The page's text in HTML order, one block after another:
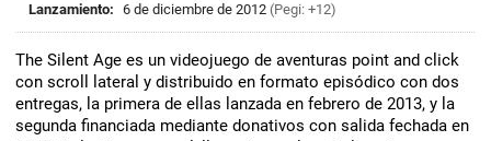
Lanzamiento: 6 de diciembre de 2012 (Pegi: +12)
The Silent Age es un videojuego de aventuras point and click
con scroll lateral y distribuido en formato episódico con dos
entregas, la primera de ellas lanzada en febrero de 2013, y la
segunda financiada mediante donativos con salida fechada en